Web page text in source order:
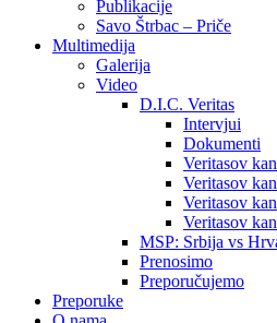
Publikacije
Savo Štrbac – Priče
Multimedija
Galerija
Video
D.I.C. Veritas
Intervjui
Dokumenti
Veritasov
Veritasov
Veritasov
Veritasov
MSP: Srbija vs
Prenosimo
Preporučujemo
Preporuke